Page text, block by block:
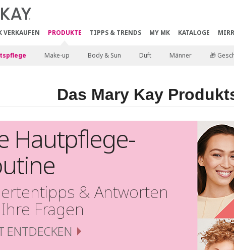
VERKAUFEN PRODUKTE TIPPS & TRENDS MY MK KATALOGE
Make-up Body & Sun Duft Männer 🎁
Das Mary Kay
Hautpflege-
& Antworten
Fragen
ENTDECKEN